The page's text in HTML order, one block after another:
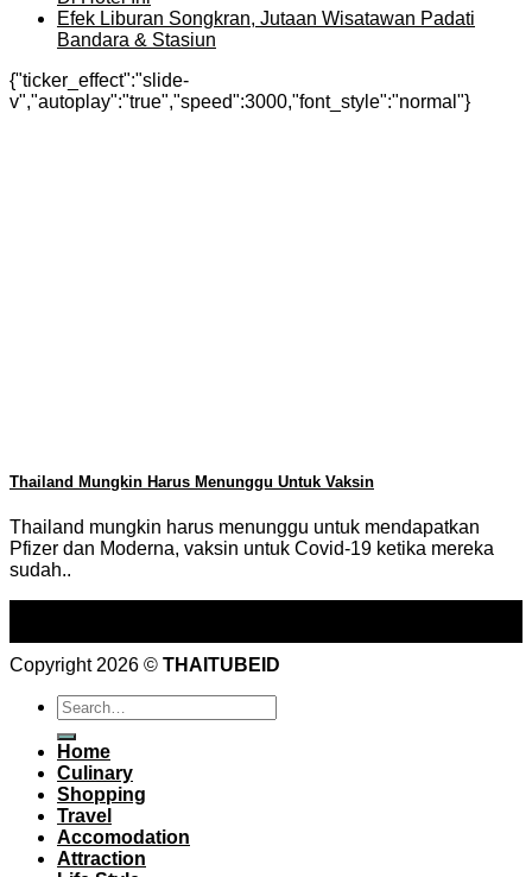
Efek Liburan Songkran, Jutaan Wisatawan Padati
Bandara & Stasiun
{"ticker_effect":"slide-
v","autoplay":"true","speed":3000,"font_style":"normal"}
Thailand Mungkin Harus Menunggu Untuk Vaksin
Thailand mungkin harus menunggu untuk mendapatkan
Pfizer dan Moderna, vaksin untuk Covid-19 ketika mereka
sudah..
Copyright 2026 © THAITUBEID
Home
Culinary
Shopping
Travel
Accomodation
Attraction